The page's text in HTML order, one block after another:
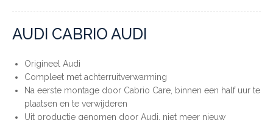
AUDI CABRIO AUDI
Origineel Audi
Compleet met achterruitverwarming
Na eerste montage door Cabrio Care, binnen een half uur te
plaatsen en te verwijderen
Uit productie genomen door Audi, niet meer nieuw